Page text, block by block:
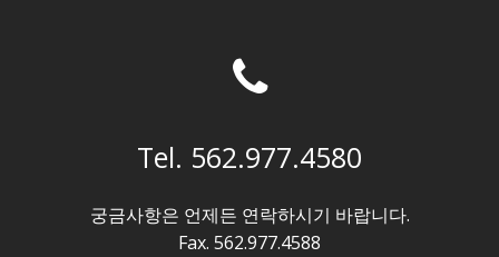
Tel. 562.977.4580
궁금사항은 언제든 연락하시기 바랍니다.
Fax. 562.977.4588